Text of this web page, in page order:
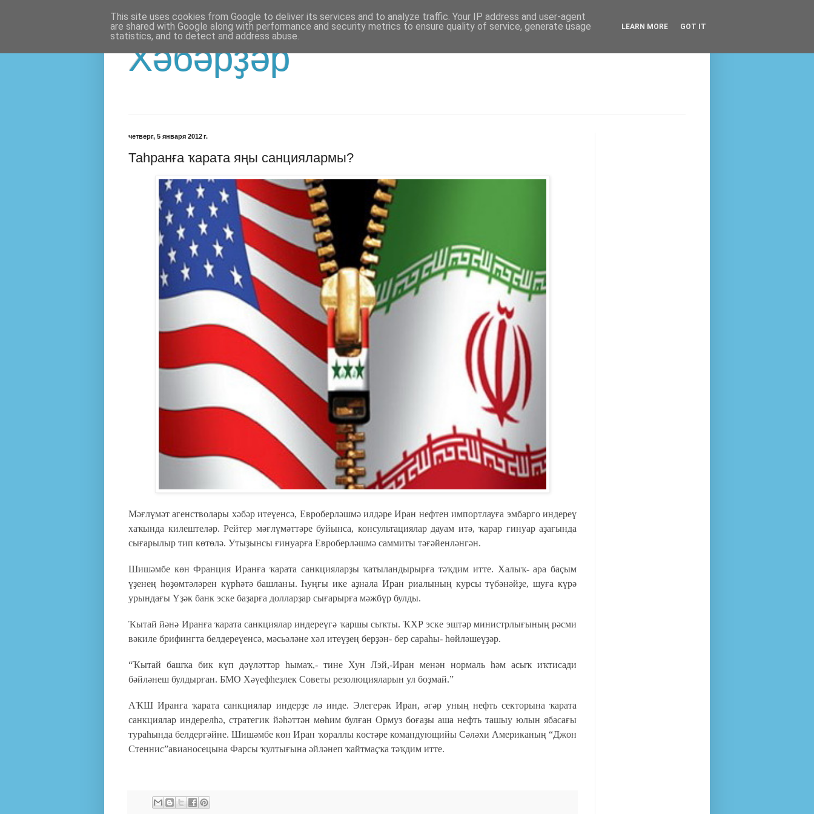
Хәбәрҙәр
четверг, 5 января 2012 г.
Таһранға ҡарата яңы санциялармы?
Мәғлүмәт агенстволары хәбәр итеүенсә, Евроберләшмә илдәре Иран нефтен импортлауға эмбарго индереү
хаҡында килештеләр. Рейтер мәғлүмәттәре буйынса, консультациялар дауам итә, ҡарар ғинуар аҙағында
сығарылыр тип көтөлә. Утыҙынсы ғинуарға Евроберләшмә саммиты тәғәйенләнгән.
Шишәмбе көн Франция Иранға ҡарата санкцияларҙы ҡатыландырырға тәҡдим итте. Халыҡ- ара баҫым
үҙенең һөҙөмтәләрен күрһәтә башланы. Һуңғы ике аҙнала Иран риалының курсы түбәнәйҙе, шуға күрә
урындағы Үҙәк банк эске баҙарға долларҙар сығарырға мәжбүр булды.
Ҡытай йәнә Иранға ҡарата санкциялар индереүгә ҡаршы сыҡты. ҠХР эске эштәр министрлығының рәсми
вәкиле брифингта белдереүенсә, мәсьәләне хәл итеүҙең берҙән- бер сараһы- һөйләшеүҙәр.
“Ҡытай башҡа бик күп дәүләттәр һымаҡ,- тине Хун Лэй,-Иран менән нормаль һәм асыҡ иҡтисади
бәйләнеш булдырған. БМО Хәүефһеҙлек Советы резолюцияларын ул боҙмай.”
АҠШ Иранға ҡарата санкциялар индерҙе лә инде. Элегерәк Иран, әгәр уның нефть секторына ҡарата
санкциялар индерелһә, стратегик йәһәттән мөһим булған Ормуз боғаҙы аша нефть ташыу юлын ябасағы
тураһында белдергәйне. Шишәмбе көн Иран ҡораллы көстәре командующийы Сәләхи Американың “Джон
Стеннис”авианосецына Фарсы ҡултығына әйләнеп ҡайтмаҫҡа тәҡдим итте.
This site uses cookies from Google to deliver its services and to analyze traffic. Your IP address and user-agent
are shared with Google along with performance and security metrics to ensure quality of service, generate usage
statistics, and to detect and address abuse.
LEARN MORE GOT IT